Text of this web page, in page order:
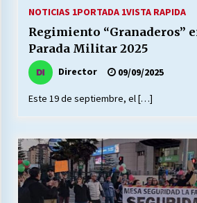
MUNICIPALIDAD,
LABORAL:
13/07/2026
Escuela hospitalaria El
¿Qué habrían dicho?
23/06/2026
NOTICIAS 1PORTADA 1VISTA RAPIDA
Regimiento “Granaderos”
Parada Militar 2025
Director 09/09/2025
Este 19 de septiembre, el […]